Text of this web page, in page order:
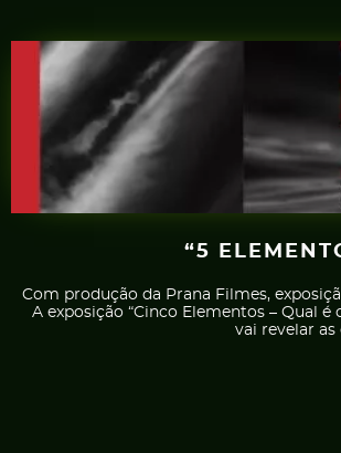
“5
Com produção da Prana Filmes,
A exposição “Cinco Elementos – Qual
vai revelar